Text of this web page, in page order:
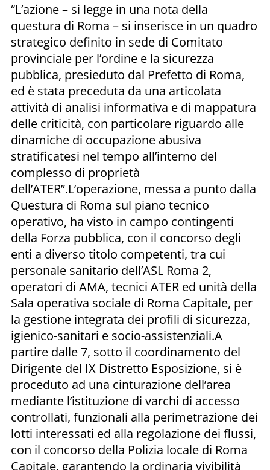
“L’azione – si legge in una nota della
questura di Roma – si inserisce in un quadro
strategico definito in sede di Comitato
provinciale per l’ordine e la sicurezza
pubblica, presieduto dal Prefetto di Roma,
ed è stata preceduta da una articolata
attività di analisi informativa e di mappatura
delle criticità, con particolare riguardo alle
dinamiche di occupazione abusiva
stratificatesi nel tempo all’interno del
complesso di proprietà
dell’ATER”.L’operazione, messa a punto dalla
Questura di Roma sul piano tecnico
operativo, ha visto in campo contingenti
della Forza pubblica, con il concorso degli
enti a diverso titolo competenti, tra cui
personale sanitario dell’ASL Roma 2,
operatori di AMA, tecnici ATER ed unità della
Sala operativa sociale di Roma Capitale, per
la gestione integrata dei profili di sicurezza,
igienico-sanitari e socio-assistenziali.A
partire dalle 7, sotto il coordinamento del
Dirigente del IX Distretto Esposizione, si è
proceduto ad una cinturazione dell’area
mediante l’istituzione di varchi di accesso
controllati, funzionali alla perimetrazione dei
lotti interessati ed alla regolazione dei flussi,
con il concorso della Polizia locale di Roma
Capitale, garantendo la ordinaria vivibilità